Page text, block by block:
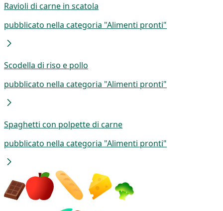
Ravioli di carne in scatola
pubblicato nella categoria "Alimenti pronti"
Scodella di riso e pollo
pubblicato nella categoria "Alimenti pronti"
Spaghetti con polpette di carne
pubblicato nella categoria "Alimenti pronti"